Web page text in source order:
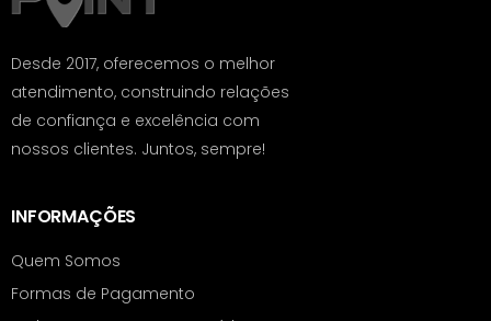
Desde 2017, oferecemos o melhor
atendimento, construindo relações
de confiança e excelência com
nossos clientes. Juntos, sempre!
INFORMAÇÕES
Quem Somos
Formas de Pagamento